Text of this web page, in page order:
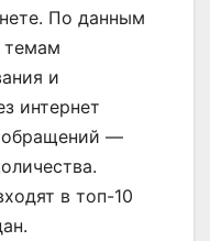
По данным
темам
и
интернет
обращений —
в топ-10